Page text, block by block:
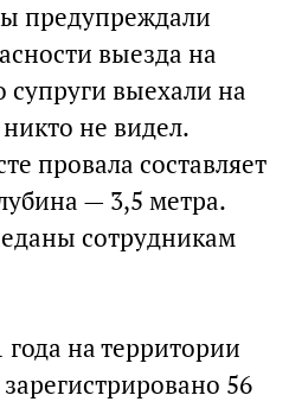
предупреждали
выезда на
выехали на
не видел.
провала составляет
— 3,5 метра.
сотрудникам
года на территории
56